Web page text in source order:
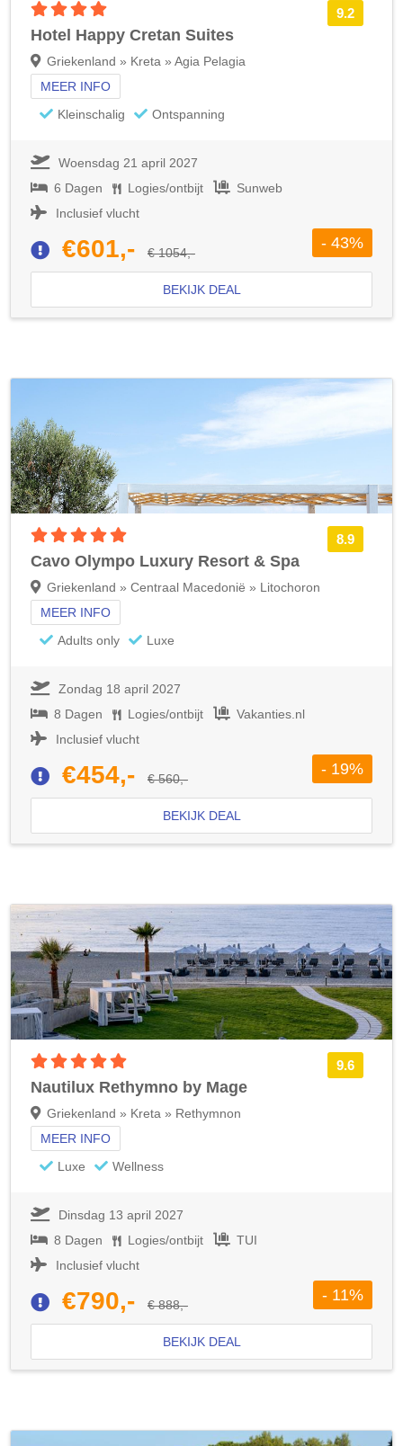
9.2
Hotel Happy Cretan Suites
Griekenland » Kreta » Agia Pelagia
MEER INFO
Kleinschalig
Ontspanning
Woensdag 21 april 2027
6 Dagen
Logies/ontbijt
Sunweb
Inclusief vlucht
€601,- € 1054,-
- 43%
BEKIJK DEAL
8.9
Cavo Olympo Luxury Resort & Spa
Griekenland » Centraal Macedonië » Litochoron
MEER INFO
Adults only
Luxe
Zondag 18 april 2027
8 Dagen
Logies/ontbijt
Vakanties.nl
Inclusief vlucht
€454,- € 560,-
- 19%
BEKIJK DEAL
9.6
Nautilux Rethymno by Mage
Griekenland » Kreta » Rethymnon
MEER INFO
Luxe
Wellness
Dinsdag 13 april 2027
8 Dagen
Logies/ontbijt
TUI
Inclusief vlucht
€790,- € 888,-
- 11%
BEKIJK DEAL